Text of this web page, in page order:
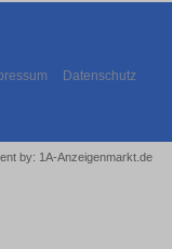
Datenschutz
by: 1A-Anzeigenmarkt.de